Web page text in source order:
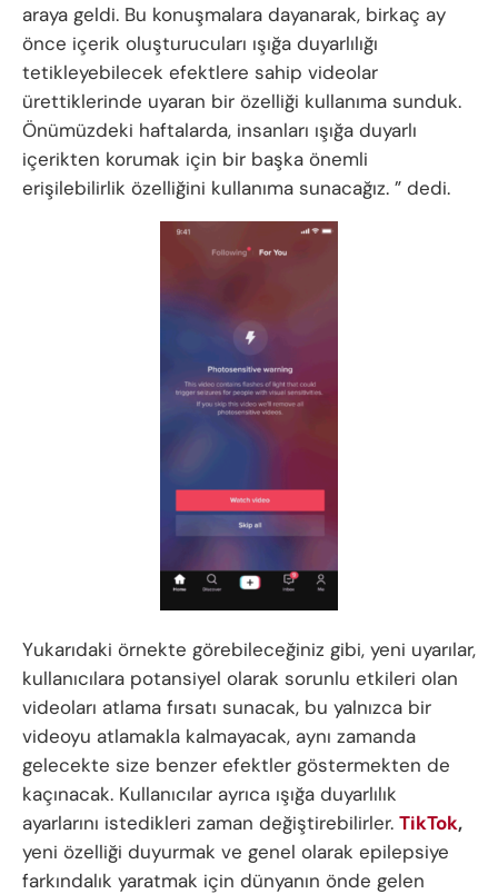
araya geldi. Bu konuşmalara dayanarak, birkaç ay
önce içerik oluşturucuları ışığa duyarlılığı
tetikleyebilecek efektlere sahip videolar
ürettiklerinde uyaran bir özelliği kullanıma sunduk.
Önümüzdeki haftalarda, insanları ışığa duyarlı
içerikten korumak için bir başka önemli
erişilebilirlik özelliğini kullanıma sunacağız. ” dedi.
Yukarıdaki örnekte görebileceğiniz gibi, yeni uyarılar,
kullanıcılara potansiyel olarak sorunlu etkileri olan
videoları atlama fırsatı sunacak, bu yalnızca bir
videoyu atlamakla kalmayacak, aynı zamanda
gelecekte size benzer efektler göstermekten de
kaçınacak. Kullanıcılar ayrıca ışığa duyarlılık
ayarlarını istedikleri zaman değiştirebilirler. TikTok,
yeni özelliği duyurmak ve genel olarak epilepsiye
farkındalık yaratmak için dünyanın önde gelen